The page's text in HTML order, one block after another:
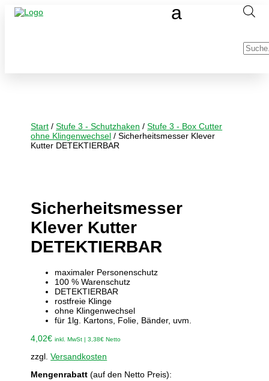
Start /Stufe 3 - Schutzhaken /Stufe 3 - Box Cutter
ohne Klingenwechsel / Sicherheitsmesser Klever
Kutter DETEKTIERBAR
Sicherheitsmesser
Klever Kutter
DETEKTIERBAR
maximaler Personenschutz
100 % Warenschutz
DETEKTIERBAR
rostfreie Klinge
ohne Klingenwechsel
für 1lg. Kartons, Folie, Bänder, uvm.
4,02€ inkl. MwSt |3,38€ Netto
zzgl.Versandkosten
Mengenrabatt (auf den Netto Preis):